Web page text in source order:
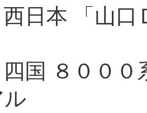
日本 「山
国 ８００